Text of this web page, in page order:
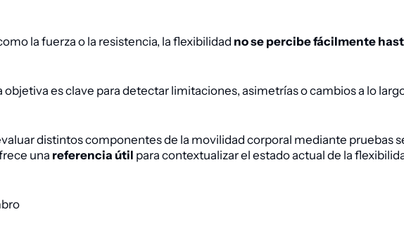
la fuerza o la resistencia, la flexibilidad no se percibe fácilmente
es clave para detectar limitaciones, asimetrías o cambios a lo
distintos componentes de la movilidad corporal mediante pruebas
una referencia útil para contextualizar el estado actual de la